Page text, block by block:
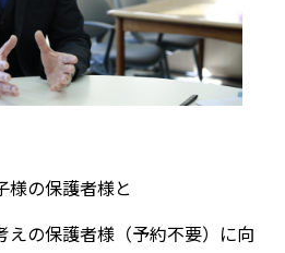
様の保護者様と
えの保護者様（予約不要）に向